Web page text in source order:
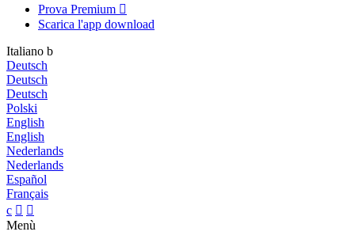
Prova Premium 
Scarica l'app download
Italiano b
Deutsch
Deutsch
Deutsch
Polski
English
English
Nederlands
Nederlands
Español
Français
c  
Menù